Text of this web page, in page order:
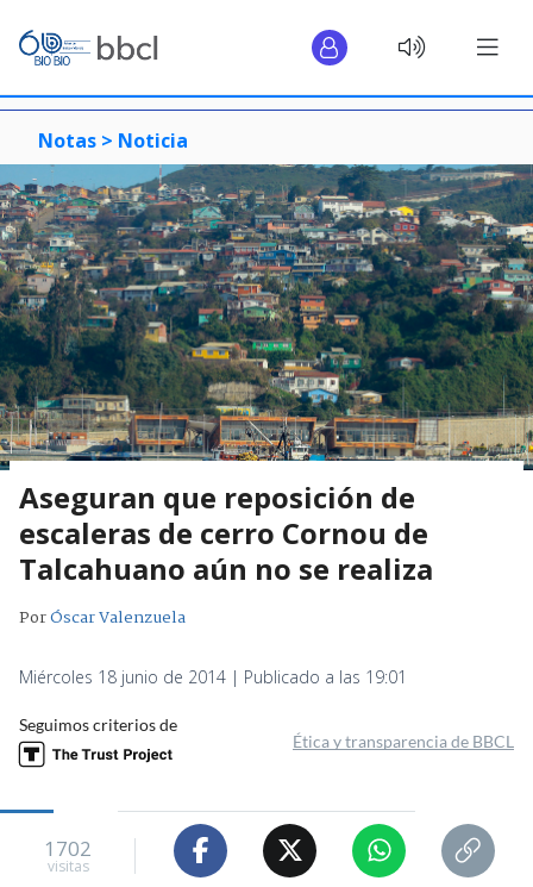
Notas > Noticia
Aseguran que reposición de
escaleras de cerro Cornou de
Talcahuano aún no se realiza
PorÓscar Valenzuela
Miércoles 18 junio de 2014 | Publicado a las 19:01
Seguimos criterios de
Ética y transparencia de BBCL
1702
visitas